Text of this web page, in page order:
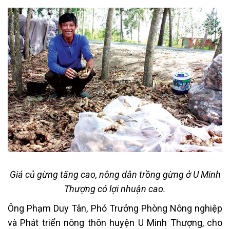
Giá củ gừng tăng cao, nông dân trồng gừng ở U Minh
Thượng có lợi nhuận cao.
Ông Phạm Duy Tân, Phó Trưởng Phòng Nông nghiệp
và Phát triển nông thôn huyện U Minh Thượng, cho